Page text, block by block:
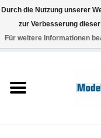
Schiffe
Durch die Nutzung unserer
zur Verbesserung
Für weitere Informationen